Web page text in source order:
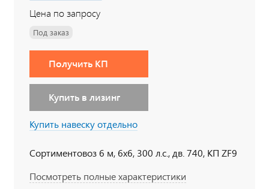
Цена по запросу
Под заказ
Получить КП
Купить в лизинг
Купить навеску отдельно
Сортиментовоз 6 м, 6х6, 300 л.с., дв. 740, КП ZF9
Посмотреть полные характеристики